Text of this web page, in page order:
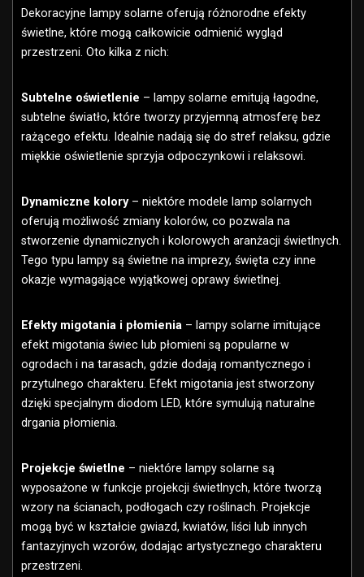
Dekoracyjne lampy solarne oferują różnorodne efekty
świetlne, które mogą całkowicie odmienić wygląd
przestrzeni. Oto kilka z nich:
Subtelne oświetlenie – lampy solarne emitują łagodne,
subtelne światło, które tworzy przyjemną atmosferę bez
rażącego efektu. Idealnie nadają się do stref relaksu, gdzie
miękkie oświetlenie sprzyja odpoczynkowi i relaksowi.
Dynamiczne kolory– niektóre modele lamp solarnych
oferują możliwość zmiany kolorów, co pozwala na
stworzenie dynamicznych i kolorowych aranżacji świetlnych.
Tego typu lampy są świetne na imprezy, święta czy inne
okazje wymagające wyjątkowej oprawy świetlnej.
Efekty migotania i płomienia – lampy solarne imitujące
efekt migotania świec lub płomieni są popularne w
ogrodach i na tarasach, gdzie dodają romantycznego i
przytulnego charakteru. Efekt migotania jest stworzony
dzięki specjalnym diodom LED, które symulują naturalne
drgania płomienia.
Projekcje świetlne – niektóre lampy solarne są
wyposażone w funkcje projekcji świetlnych, które tworzą
wzory na ścianach, podłogach czy roślinach. Projekcje
mogą być w kształcie gwiazd, kwiatów, liści lub innych
fantazyjnych wzorów, dodając artystycznego charakteru
przestrzeni.